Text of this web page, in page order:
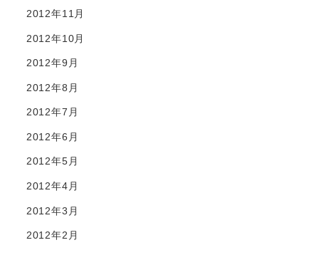
2012年11月
2012年10月
2012年9月
2012年8月
2012年7月
2012年6月
2012年5月
2012年4月
2012年3月
2012年2月